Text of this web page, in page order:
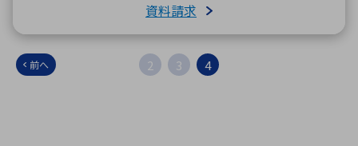
資料請求
前へ 2 3 4